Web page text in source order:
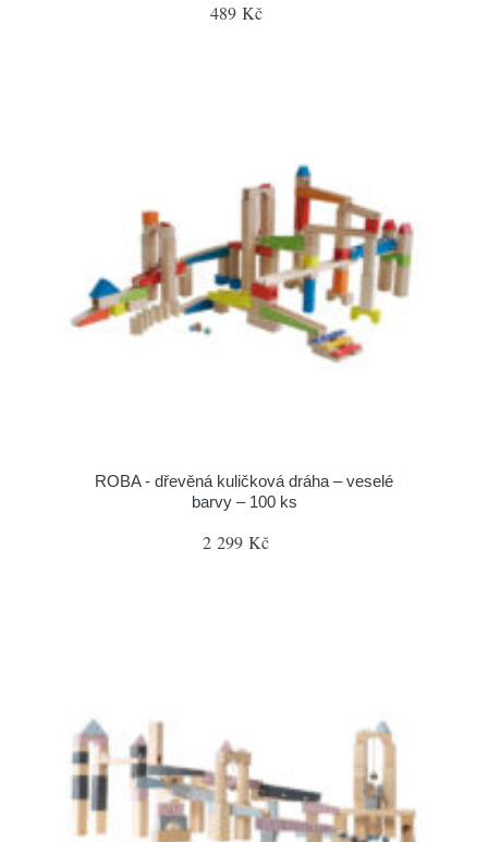
489 Kč
ROBA - dřevěná kuličková dráha – veselé
barvy – 100 ks
2 299 Kč